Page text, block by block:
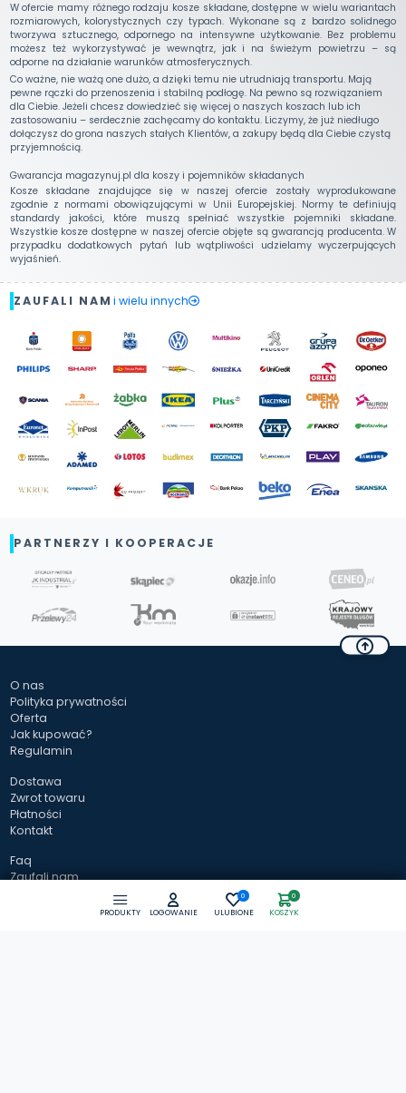
PRODUKTY LOGOWANIE
0
ULUBIONE
0
KOSZYK
W ofercie mamy różnego rodzaju kosze składane, dostępne w wielu wariantach
rozmiarowych, kolorystycznych czy typach. Wykonane są z bardzo solidnego
tworzywa sztucznego, odpornego na intensywne użytkowanie. Bez problemu
możesz też wykorzystywać je wewnątrz, jak i na świeżym powietrzu – są
odporne na działanie warunków atmosferycznych.
Co ważne, nie ważą one dużo, a dzięki temu nie utrudniają transportu. Mają
pewne rączki do przenoszenia i stabilną podłogę. Na pewno są rozwiązaniem
dla Ciebie. Jeżeli chcesz dowiedzieć się więcej o naszych koszach lub ich
zastosowaniu – serdecznie zachęcamy do kontaktu. Liczymy, że już niedługo
dołączysz do grona naszych stałych Klientów, a zakupy będą dla Ciebie czystą
przyjemnością.
Gwarancja magazynuj.pl dla koszy i pojemników składanych
Kosze składane znajdujące się w naszej ofercie zostały wyprodukowane
zgodnie z normami obowiązującymi w Unii Europejskiej. Normy te definiują
standardy jakości, które muszą spełniać wszystkie pojemniki składane.
Wszystkie kosze dostępne w naszej ofercie objęte są gwarancją producenta. W
przypadku dodatkowych pytań lub wątpliwości udzielamy wyczerpujących
wyjaśnień.
ZAUFALI NAM i wielu innych
PARTNERZY I KOOPERACJE
O nas
Polityka prywatności
Oferta
Jak kupować?
Regulamin
Dostawa
Zwrot towaru
Płatności
Kontakt
Faq
Zaufali nam